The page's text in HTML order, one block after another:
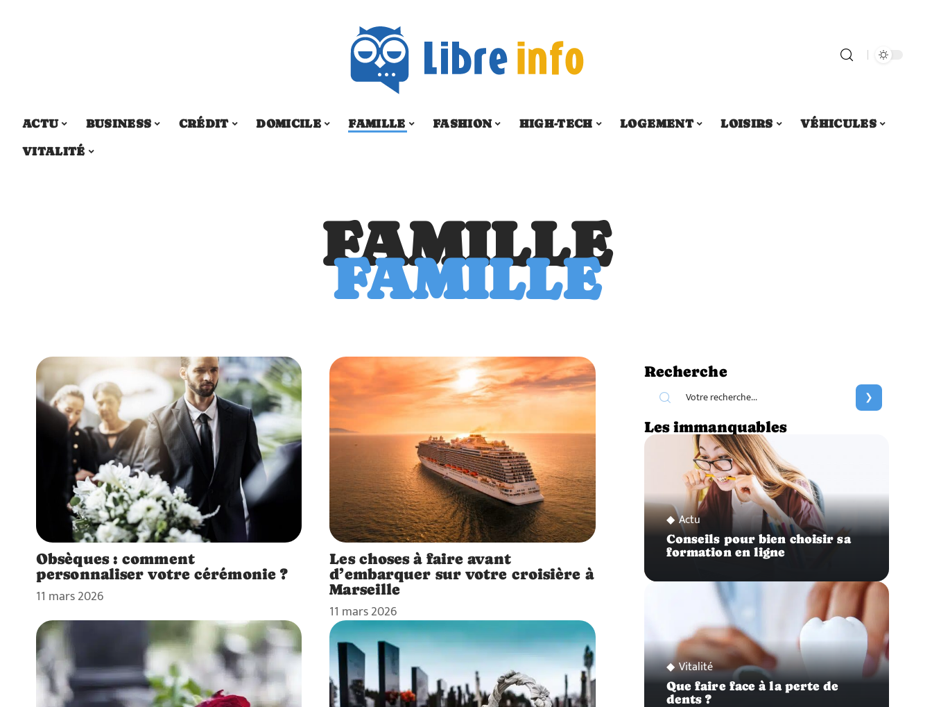
ACTU BUSINESS CRÉDIT DOMICILE FAMILLE FASHION HIGH-TECH LOGEMENT LOISIRS
VÉHICULES
VITALITÉ
FAMILLE
FAMILLE
Obsèques : comment
personnaliser votre cérémonie ?
11 mars 2026
Les choses à faire avant
d’embarquer sur votre croisière à
Marseille
11 mars 2026
Recherche
Les immanquables
Actu
Conseils pour bien choisir sa
formation en ligne
Vitalité
Que faire face à la perte de
dents ?